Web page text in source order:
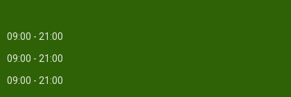
09:00
21:00
09:00
21:00
09:00
21:00